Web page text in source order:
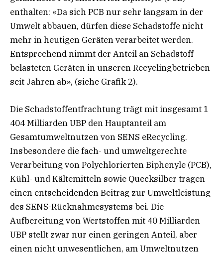
enthalten: «Da sich PCB nur sehr langsam in der
Umwelt abbauen, dürfen diese Schadstoffe nicht
mehr in heutigen Geräten verarbeitet werden.
Entsprechend nimmt der Anteil an Schadstoff
belasteten Geräten in unseren Recyclingbetrieben
seit Jahren ab», (siehe Grafik 2).
Die Schadstoffentfrachtung trägt mit insgesamt 1
404 Milliarden UBP den Hauptanteil am
Gesamtumweltnutzen von SENS eRecycling.
Insbesondere die fach- und umweltgerechte
Verarbeitung von Polychlorierten Biphenyle (PCB),
Kühl- und Kältemitteln sowie Quecksilber tragen
einen entscheidenden Beitrag zur Umweltleistung
des SENS-Rücknahmesystems bei. Die
Aufbereitung von Wertstoffen mit 40 Milliarden
UBP stellt zwar nur einen geringen Anteil, aber
einen nicht unwesentlichen, am Umweltnutzen